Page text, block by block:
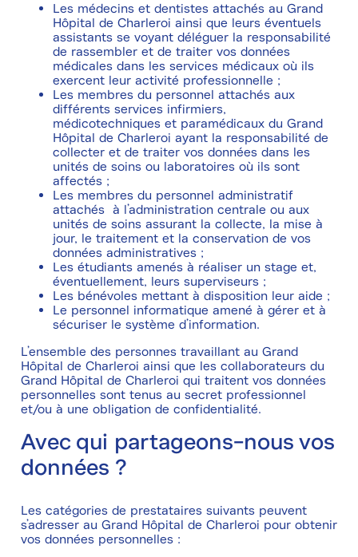
Les médecins et dentistes attachés au Grand
Hôpital de Charleroi ainsi que leurs éventuels
assistants se voyant déléguer la responsabilité
de rassembler et de traiter vos données
médicales dans les services médicaux où ils
exercent leur activité professionnelle ;
Les membres du personnel attachés aux
différents services infirmiers,
médicotechniques et paramédicaux du Grand
Hôpital de Charleroi ayant la responsabilité de
collecter et de traiter vos données dans les
unités de soins ou laboratoires où ils sont
affectés ;
Les membres du personnel administratif
attachés à l’administration centrale ou aux
unités de soins assurant la collecte, la mise à
jour, le traitement et la conservation de vos
données administratives ;
Les étudiants amenés à réaliser un stage et,
éventuellement, leurs superviseurs ;
Les bénévoles mettant à disposition leur aide ;
Le personnel informatique amené à gérer et à
sécuriser le système d’information.
L’ensemble des personnes travaillant au Grand
Hôpital de Charleroi ainsi que les collaborateurs du
Grand Hôpital de Charleroi qui traitent vos données
personnelles sont tenus au secret professionnel
et/ou à une obligation de confidentialité.
Avec qui partageons-nous vos
données ?
Les catégories de prestataires suivants peuvent
s’adresser au Grand Hôpital de Charleroi pour obtenir
vos données personnelles :